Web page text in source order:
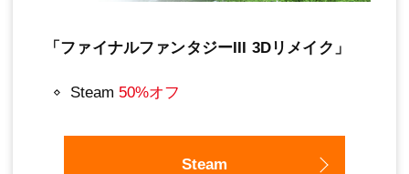
「ファイナルファンタジーIII 3Dリメイク」
Steam 50%オフ
Steam